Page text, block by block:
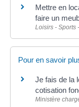
Mettre en
faire un
Loisirs - Sports
Pour en savoir
Je fais de la
cotisation
Ministère